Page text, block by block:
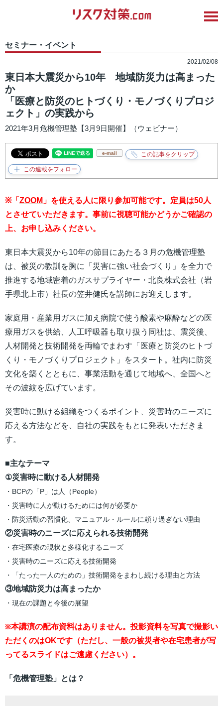
セミナー・イベント
2021/02/08
東日本大震災から10年 地域防災力は高まった
か
「医療と防災のヒトづくり・モノづくりプロジ
ェクト」の実践から
2021年3月危機管理塾【3月9日開催】（ウェビナー）
e-mail
※「 ZOOM 」を使える人に限り参加可能です。定員は50人
とさせていただきます。 事前に視聴可能かどうかご確認の
上、お申し込みください。
東日本大震災から10年の節目にあたる３月の危機管理塾
は、被災の教訓を胸に「災害に強い社会づくり」を全力で
推進する地域密着のガスサプライヤー・北良株式会社（岩
手県北上市）社長の笠井健氏を講師にお迎えします。
家庭用・産業用ガスに加え病院で使う酸素や麻酔などの医
療用ガスを供給、人工呼吸器も取り扱う同社は、震災後、
人材開発と技術開発を両輪でまわす「医療と防災のヒトづ
くり・モノづくりプロジェクト」をスタート。社内に防災
文化を築くとともに、事業活動を通じて地域へ、全国へと
その波紋を広げています。
災害時に動ける組織をつくるポイント、災害時のニーズに
応える方法などを、自社の実践をもとに発表いただきま
す。
■主なテーマ
①災害時に動ける人材開発
・BCPの「P」は人（People）
・災害時に人が動けるためには何が必要か
・防災活動の習慣化、マニュアル・ルールに頼り過ぎない理由
②災害時のニーズに応えられる技術開発
・在宅医療の現状と多様化するニーズ
・災害時のニーズに応える技術開発
・「たった一人のための」技術開発をまわし続ける理由と方法
③地域防災力は高まったか
・現在の課題と今後の展望
※本講演の配布資料はありません。投影資料を写真で撮影い
ただくのはOKです（ただし、一般の被災者や在宅患者が写
ってるスライドはご遠慮ください）。
「危機管理塾」とは？